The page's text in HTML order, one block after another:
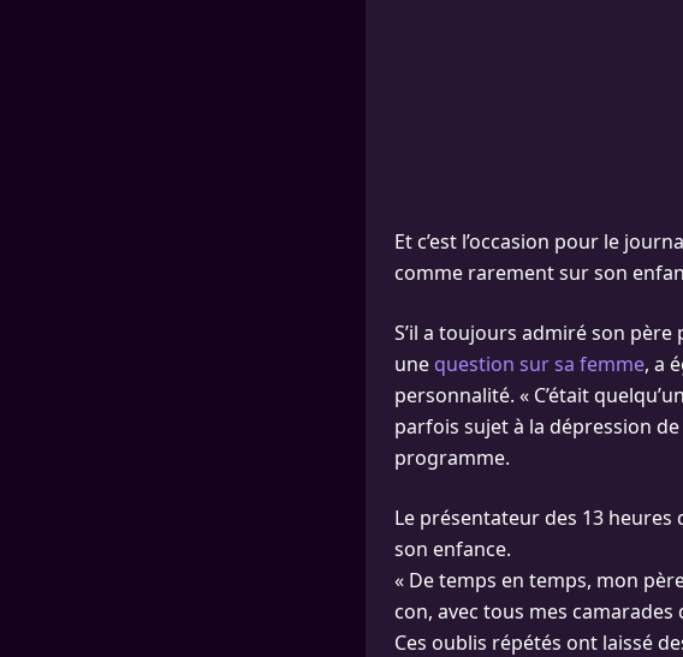
Et c’est l’occasion pour le
comme rarement sur son
S’il a toujours admiré son
une question sur sa femme, a
personnalité. « C’était
parfois sujet à la dépression
programme.
Le présentateur des 13
son enfance.
« De temps en temps, mon
con, avec tous mes
Ces oublis répétés ont laissé